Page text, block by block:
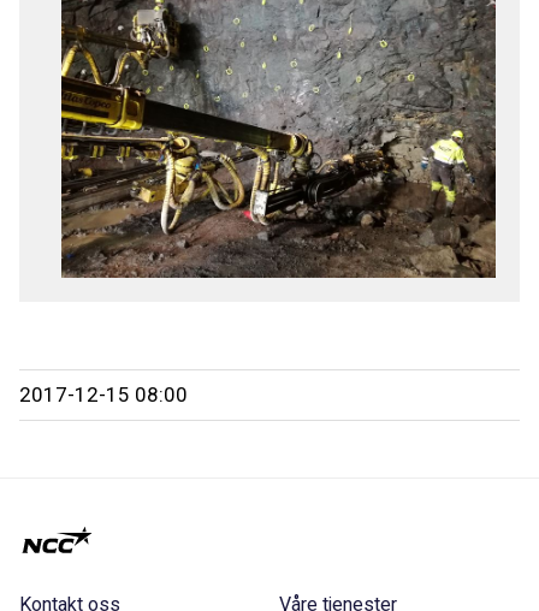
2017-12-15 08:00
Kontakt oss Våre tjenester